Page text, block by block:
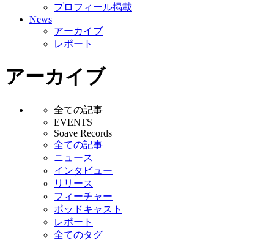
プロフィール掲載
News
アーカイブ
レポート
アーカイブ
全ての記事
EVENTS
Soave Records
全ての記事
ニュース
インタビュー
リリース
フィーチャー
ポッドキャスト
レポート
全てのタグ